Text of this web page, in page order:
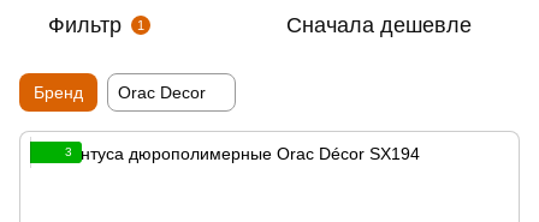
Фильтр 1 Сначала дешевле
Бренд Orac Decor
3